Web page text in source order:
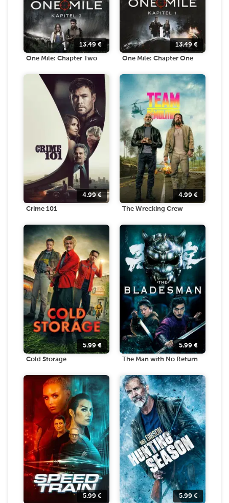
13.49 €
One Mile: Chapter Two
13.49 €
One Mile: Chapter One
4.99€
Crime 101
4.99 €
The Wrecking Crew
5.99 €
Cold Storage
5.99 €
The Man with No Return
5.99 € 5.99 €